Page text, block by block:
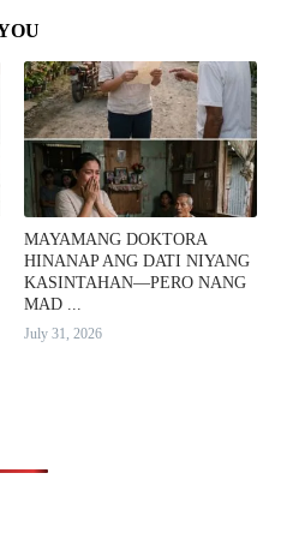
MAYAMANG DOKTORA
HINANAP ANG DATI NIYANG
KASINTAHAN—PERO NANG
MAD ...
July 31, 2026